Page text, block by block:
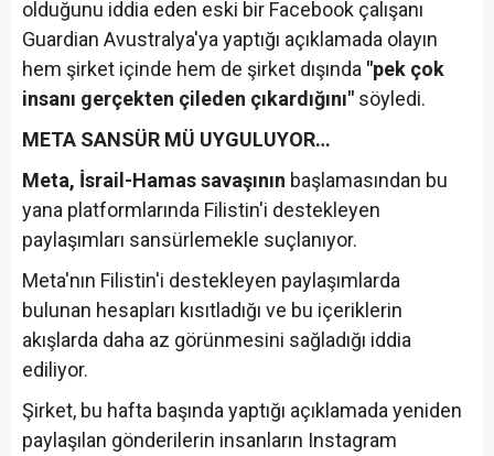
olduğunu iddia eden eski bir Facebook çalışanı
Guardian Avustralya'ya yaptığı açıklamada olayın
hem şirket içinde hem de şirket dışında "pek çok
insanı gerçekten çileden çıkardığını" söyledi.
META SANSÜR MÜ UYGULUYOR…
Meta, İsrail-Hamas savaşının başlamasından bu
yana platformlarında Filistin'i destekleyen
paylaşımları sansürlemekle suçlanıyor.
Meta'nın Filistin'i destekleyen paylaşımlarda
bulunan hesapları kısıtladığı ve bu içeriklerin
akışlarda daha az görünmesini sağladığı iddia
ediliyor.
Şirket, bu hafta başında yaptığı açıklamada yeniden
paylaşılan gönderilerin insanların Instagram